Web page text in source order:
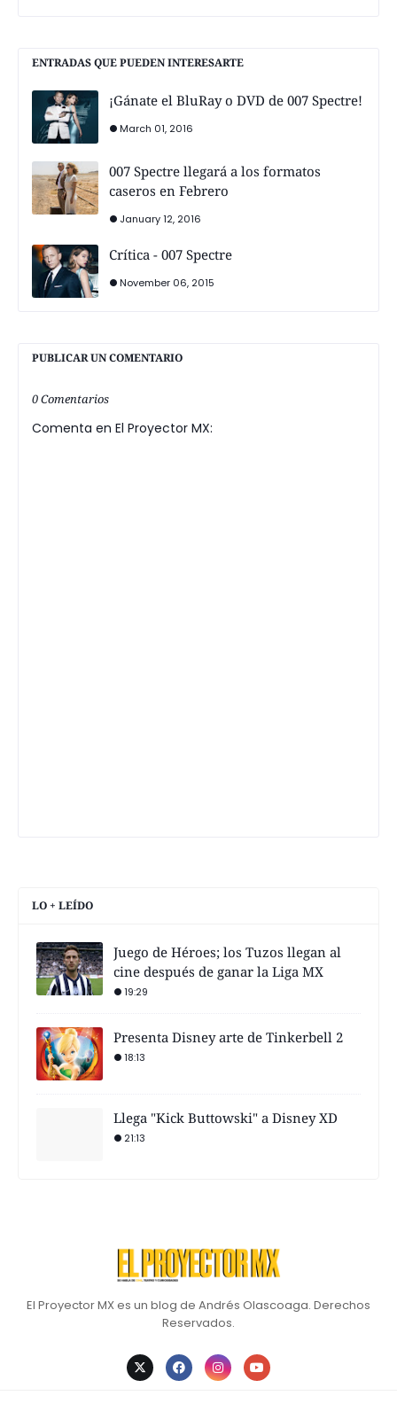
ENTRADAS QUE PUEDEN INTERESARTE
¡Gánate el BluRay o DVD de 007 Spectre!
March 01, 2016
007 Spectre llegará a los formatos
caseros en Febrero
January 12, 2016
Crítica - 007 Spectre
November 06, 2015
PUBLICAR UN COMENTARIO
0 Comentarios
Comenta en El Proyector MX:
LO + LEÍDO
Juego de Héroes; los Tuzos llegan al
cine después de ganar la Liga MX
19:29
Presenta Disney arte de Tinkerbell 2
18:13
Llega "Kick Buttowski" a Disney XD
21:13
El Proyector MX es un blog de Andrés Olascoaga. Derechos
Reservados.